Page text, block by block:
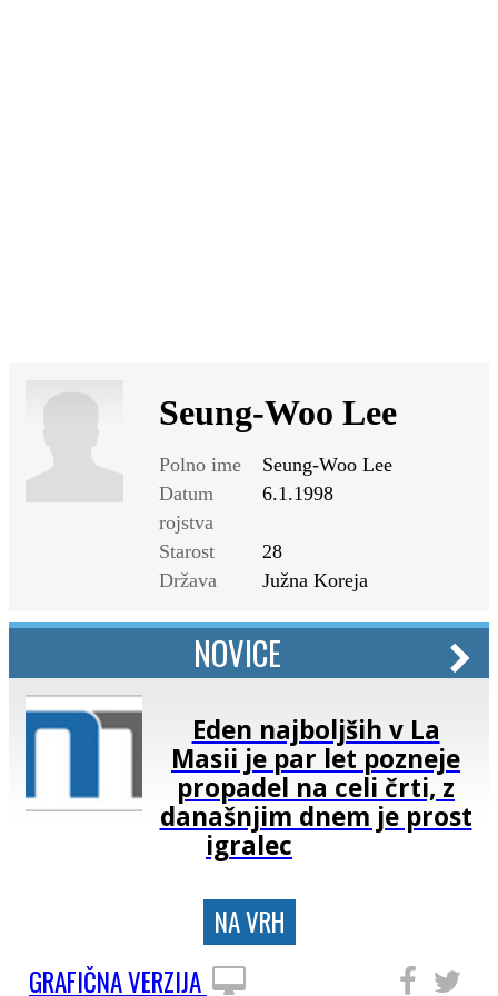
Seung-Woo Lee
Polno ime
Seung-Woo Lee
Datum
rojstva
6.1.1998
Starost
28
Država
Južna Koreja
NOVICE
Eden najboljših v La
Masii je par let pozneje
propadel na celi črti, z
današnjim dnem je prost
igralec
NA VRH
GRAFIČNA VERZIJA